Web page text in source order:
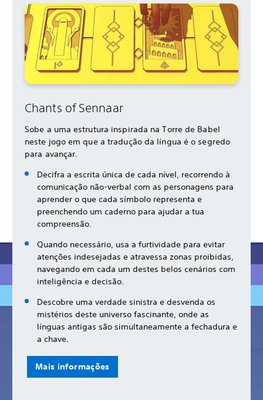
Chants of Sennaar
Sobe a uma estrutura inspirada na Torre de Babel
neste jogo em que a tradução da língua é o segredo
para avançar.
Decifra a escrita única de cada nível, recorrendo à
comunicação não-verbal com as personagens para
aprender o que cada símbolo representa e
preenchendo um caderno para ajudar a tua
compreensão.
Quando necessário, usa a furtividade para evitar
atenções indesejadas e atravessa zonas proibidas,
navegando em cada um destes belos cenários com
inteligência e decisão.
Descobre uma verdade sinistra e desvenda os
mistérios deste universo fascinante, onde as
línguas antigas são simultaneamente a fechadura e
a chave.
Mais informações